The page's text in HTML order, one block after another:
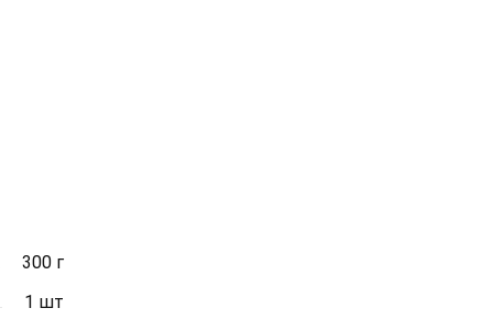
300 г
1 шт